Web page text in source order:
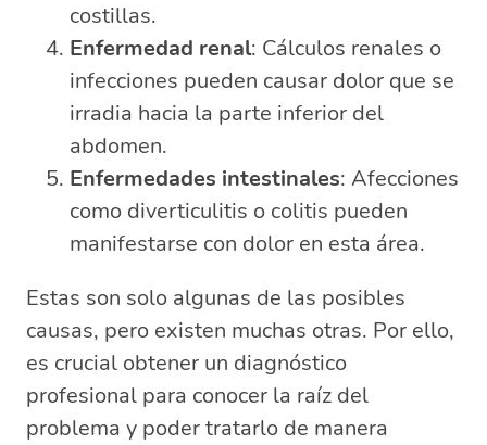
costillas.
Enfermedad renal: Cálculos renales o
infecciones pueden causar dolor que se
irradia hacia la parte inferior del
abdomen.
Enfermedades intestinales: Afecciones
como diverticulitis o colitis pueden
manifestarse con dolor en esta área.
Estas son solo algunas de las posibles
causas, pero existen muchas otras. Por ello,
es crucial obtener un diagnóstico
profesional para conocer la raíz del
problema y poder tratarlo de manera